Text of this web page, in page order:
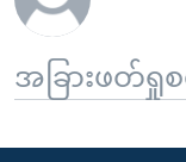
အခြားဖတ်ရှုစ